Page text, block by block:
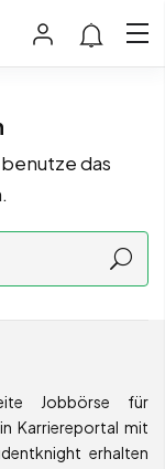
das
Jobbörse für
Karriereportal mit
erhalten